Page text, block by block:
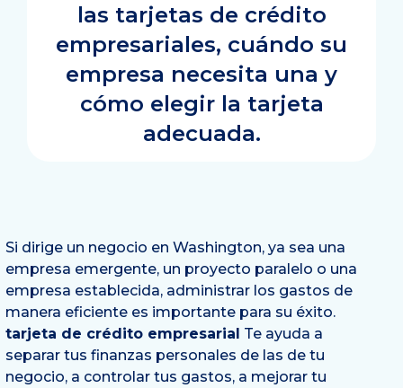
las tarjetas de crédito
empresariales, cuándo su
empresa necesita una y
cómo elegir la tarjeta
adecuada.
Si dirige un negocio en Washington, ya sea una
empresa emergente, un proyecto paralelo o una
empresa establecida, administrar los gastos de
manera eficiente es importante para su éxito.
tarjeta de crédito empresarial Te ayuda a
separar tus finanzas personales de las de tu
negocio, a controlar tus gastos, a mejorar tu